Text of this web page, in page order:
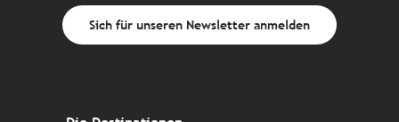
Sich für unseren Newsletter anmelden